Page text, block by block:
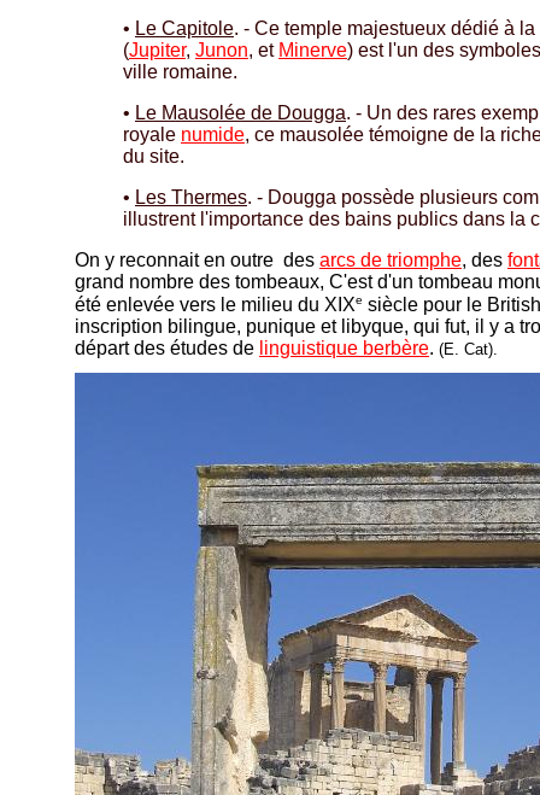
• Le Capitole. - Ce temple majestueux dédié à
(Jupiter, Junon, et Minerve) est l'un des
ville romaine.
• Le Mausolée de Dougga. - Un des rares
royale numide, ce mausolée témoigne de la
du site.
• Les Thermes. - Dougga possède plusieurs
illustrent l'importance des bains publics dans la
On y reconnait en outre des arcs de triomphe, des
grand nombre des tombeaux, C'est d'un tombeau
été enlevée vers le milieu du XIXe siècle pour le
inscription bilingue, punique et libyque, qui fut, il y a
départ des études de linguistique berbère. (E. Cat).
-